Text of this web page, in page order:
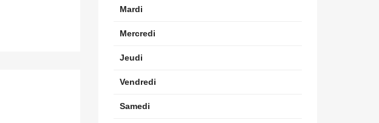
Mardi
Mercredi
Jeudi
Vendredi
Samedi